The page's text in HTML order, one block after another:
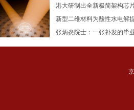
港大研制出全新极简架构芯
新型二维材料为酸性水电解
张炳炎院士：一张补发的毕